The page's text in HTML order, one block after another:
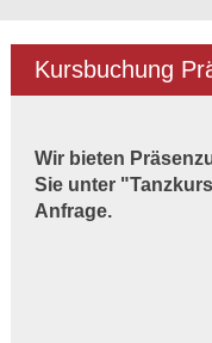
Kursbuchung
Wir bieten
Sie unter
Anfrage.